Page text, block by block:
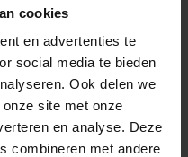
cookies
en advertenties te
social media te bieden
Ook delen we
site met onze
en analyse. Deze
combineren met andere
kunnen we deze
aan u